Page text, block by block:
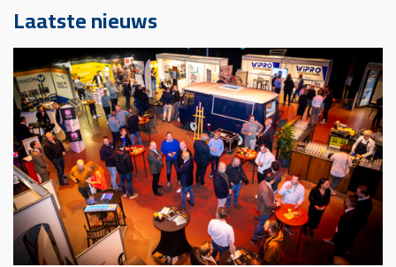
Laatste nieuws